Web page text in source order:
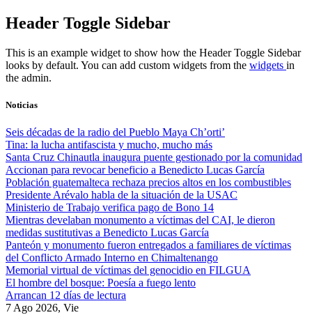
Skip
to
Header Toggle Sidebar
This is an example widget to show how the Header Toggle Sidebar
looks by default. You can add custom widgets from the widgets in
the admin.
Noticias
Seis décadas de la radio del Pueblo Maya Ch’orti’
Tina: la lucha antifascista y mucho, mucho más
Santa Cruz Chinautla inaugura puente gestionado por la comunidad
Accionan para revocar beneficio a Benedicto Lucas García
Población guatemalteca rechaza precios altos en los combustibles
Presidente Arévalo habla de la situación de la USAC
Ministerio de Trabajo verifica pago de Bono 14
Mientras develaban monumento a víctimas del CAI, le dieron
medidas sustitutivas a Benedicto Lucas García
Panteón y monumento fueron entregados a familiares de víctimas
del Conflicto Armado Interno en Chimaltenango
Memorial virtual de víctimas del genocidio en FILGUA
El hombre del bosque: Poesía a fuego lento
Arrancan 12 días de lectura
7 Ago 2026, Vie